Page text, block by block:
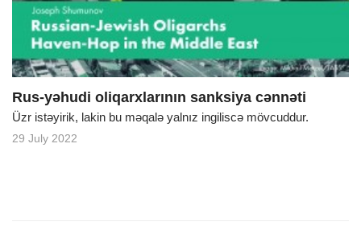
Rus-yəhudi oliqarxlarının sanksiya cənnəti
Üzr istəyirik, lakin bu məqalə yalnız ingiliscə mövcuddur.
29 July 2022